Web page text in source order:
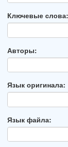
Ключевые слова:
Авторы:
Язык оригинала:
Язык файла: